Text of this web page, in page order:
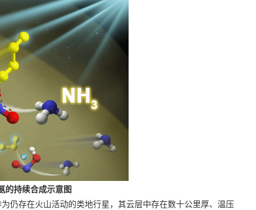
的持续合成示意图
仍存在火山活动的类地行星，其云层中存在数十公里厚、温压